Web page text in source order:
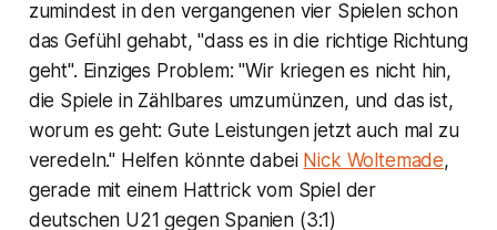
zumindest in den vergangenen vier Spielen schon
das Gefühl gehabt, "dass es in die richtige Richtung
geht". Einziges Problem: "Wir kriegen es nicht hin,
die Spiele in Zählbares umzumünzen, und das ist,
worum es geht: Gute Leistungen jetzt auch mal zu
veredeln." Helfen könnte dabei Nick Woltemade,
gerade mit einem Hattrick vom Spiel der
deutschen U21 gegen Spanien (3:1)